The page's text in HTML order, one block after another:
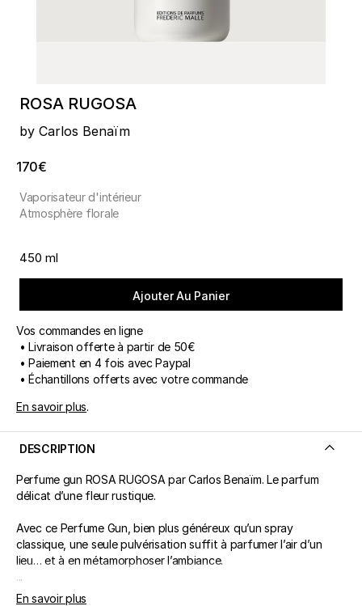
ROSA RUGOSA
by Carlos Benaïm
170€
Vaporisateur d'intérieur
Atmosphère florale
450 ml
Ajouter Au Panier
Vos commandes en ligne
• Livraison offerte à partir de 50€
• Paiement en 4 fois avec Paypal
• Échantillons offerts avec votre commande
En savoir plus.
DESCRIPTION
Perfume gun ROSA RUGOSA par Carlos Benaïm. Le parfum
délicat d’une fleur rustique.
Avec ce Perfume Gun, bien plus généreux qu’un spray
classique, une seule pulvérisation suffit à parfumer l’air d’un
lieu… et à en métamorphoser l’ambiance.
...
En savoir plus